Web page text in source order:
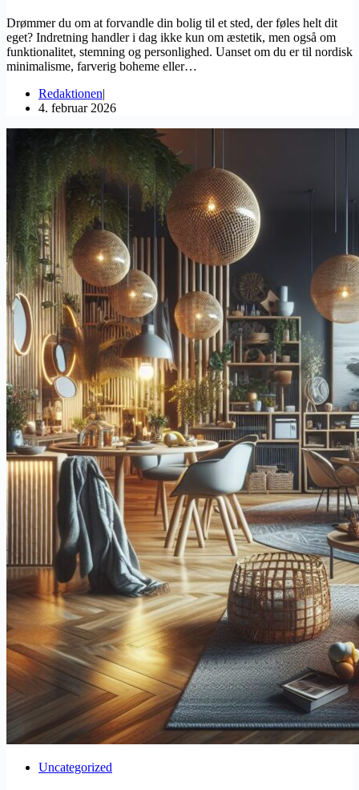
Drømmer du om at forvandle din bolig til et sted, der føles helt dit
eget? Indretning handler i dag ikke kun om æstetik, men også om
funktionalitet, stemning og personlighed. Uanset om du er til nordisk
minimalisme, farverig boheme eller…
Redaktionen
4. februar 2026
Uncategorized